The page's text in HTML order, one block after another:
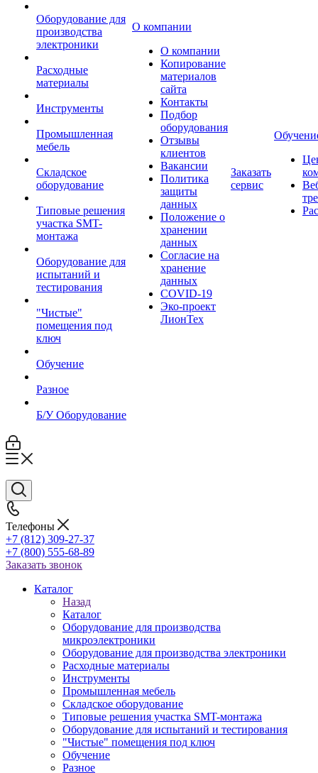
Оборудование для
производства
электроники
Расходные
материалы
Инструменты
Промышленная
мебель
Складское
оборудование
Типовые решения
участка SMT-
монтажа
Оборудование для
испытаний и
тестирования
"Чистые"
помещения под
ключ
Обучение
Разное
Б/У Оборудование
О компании
О компании
Копирование
материалов
сайта
Контакты
Подбор
оборудования
Отзывы
клиентов
Вакансии
Политика
защиты
данных
Положение о
хранении
данных
Согласие на
хранение
данных
COVID-19
Эко-проект
ЛионТех
Заказать
сервис
Телефоны
+7 (812) 309-27-37
+7 (800) 555-68-89
Заказать звонок
Каталог
Назад
Каталог
Оборудование для производства
микроэлектроники
Оборудование для производства электроники
Расходные материалы
Инструменты
Промышленная мебель
Складское оборудование
Типовые решения участка SMT-монтажа
Оборудование для испытаний и тестирования
"Чистые" помещения под ключ
Обучение
Разное